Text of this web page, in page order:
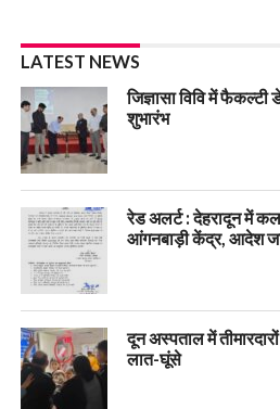
LATEST NEWS
जिज्ञासा विवि में फैकल्टी
शुभारंभ
रेड अलर्ट : देहरादून में
आंगनबाड़ी केंद्र, आदेश
दून अस्पताल में
लात-घूंसे